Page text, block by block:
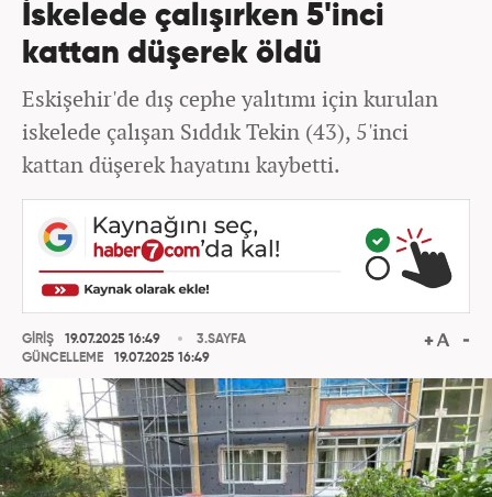
İskelede çalışırken 5'inci
kattan düşerek öldü
Eskişehir'de dış cephe yalıtımı için kurulan
iskelede çalışan Sıddık Tekin (43), 5'inci
kattan düşerek hayatını kaybetti.
GİRİŞ
19.07.2025 16:49
GÜNCELLEME
19.07.2025 16:49
3.SAYFA